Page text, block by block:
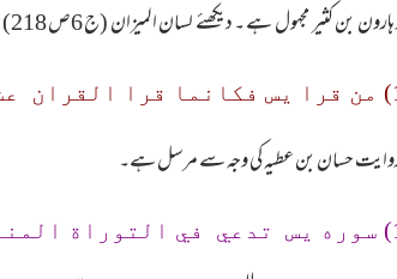
بن کثیر مجہول ہے ۔ دیکھئے لسان المیزان (ج 6ص 218)
2459)س
حسان بن عطیہ کی وجہ سے مرسل ہے۔